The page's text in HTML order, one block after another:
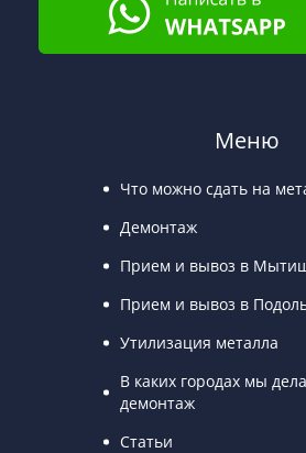
Меню
Что можно сдать на
Демонтаж
Прием и вывоз в
Прием и вывоз в
Утилизация металла
В каких городах мы
демонтаж
Статьи